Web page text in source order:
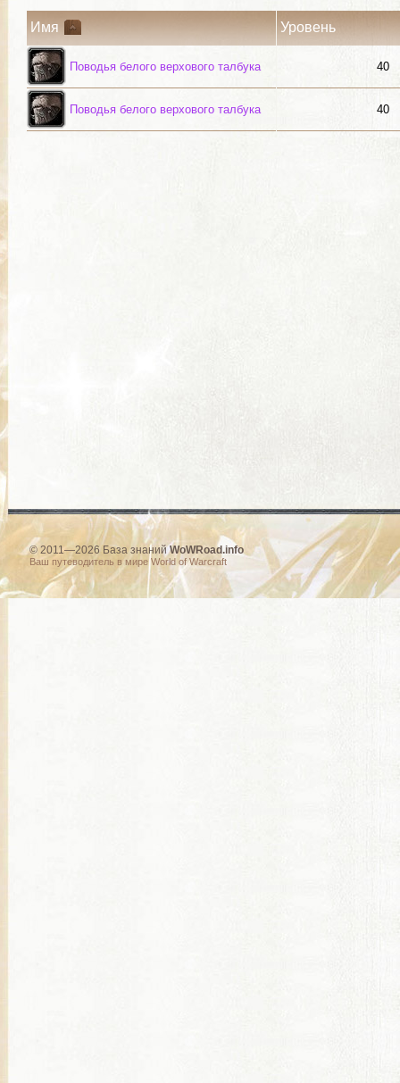
Имя Уровень
Поводья белого верхового талбука 40
Поводья белого верхового талбука 40
© 2011—2026 База знанийWoWRoad.info
Ваш путеводитель в мире World of Warcraft